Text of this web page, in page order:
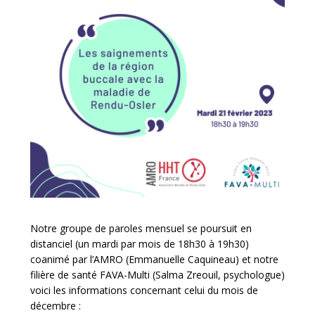
Notre groupe de paroles mensuel se poursuit en
distanciel (un mardi par mois de 18h30 à 19h30)
coanimé par l’AMRO (Emmanuelle Caquineau) et notre
filière de santé FAVA-Multi (Salma Zreouil, psychologue)
voici les informations concernant celui du mois de
décembre :